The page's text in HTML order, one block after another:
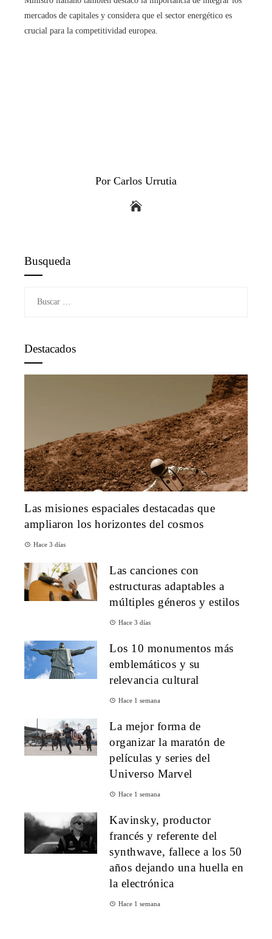
mercados de capitales y considera que el sector energético es
crucial para la competitividad europea.
Por Carlos Urrutia
Busqueda
Destacados
Las misiones espaciales destacadas que
ampliaron los horizontes del cosmos
Hace 3 días
Las canciones con
estructuras adaptables a
múltiples géneros y estilos
Hace 3 días
Los 10 monumentos más
emblemáticos y su
relevancia cultural
Hace 1 semana
La mejor forma de
organizar la maratón de
películas y series del
Universo Marvel
Hace 1 semana
Kavinsky, productor
francés y referente del
synthwave, fallece a los 50
años dejando una huella en
la electrónica
Hace 1 semana